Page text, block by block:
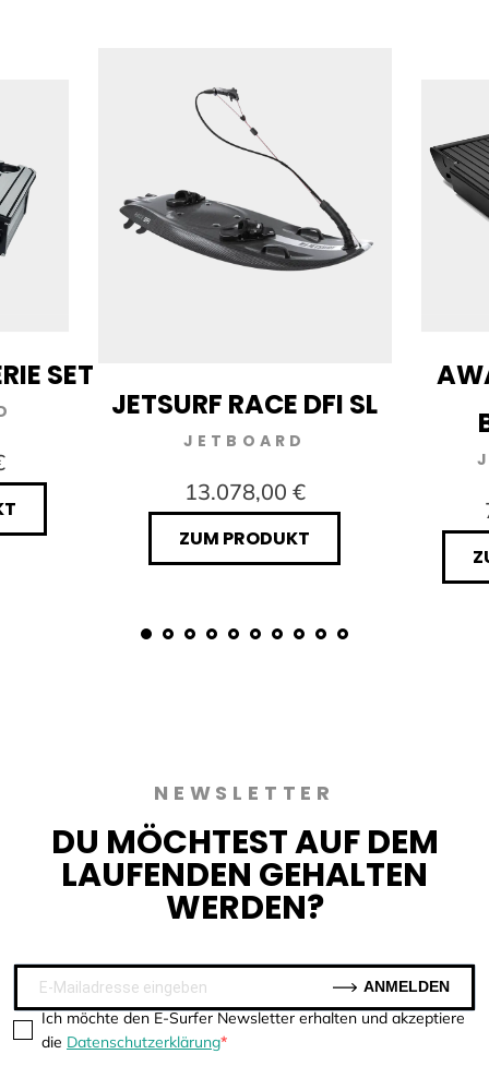
SET
JETSURF RACE DFI SL
JETBOARD
13.078,00 €
ZUM PRODUKT
NEWSLETTER
DU MÖCHTEST AUF DEM
LAUFENDEN GEHALTEN
WERDEN?
Ich möchte den E-Surfer Newsletter erhalten und akzeptiere
die Datenschutzerklärung
ANMELDEN